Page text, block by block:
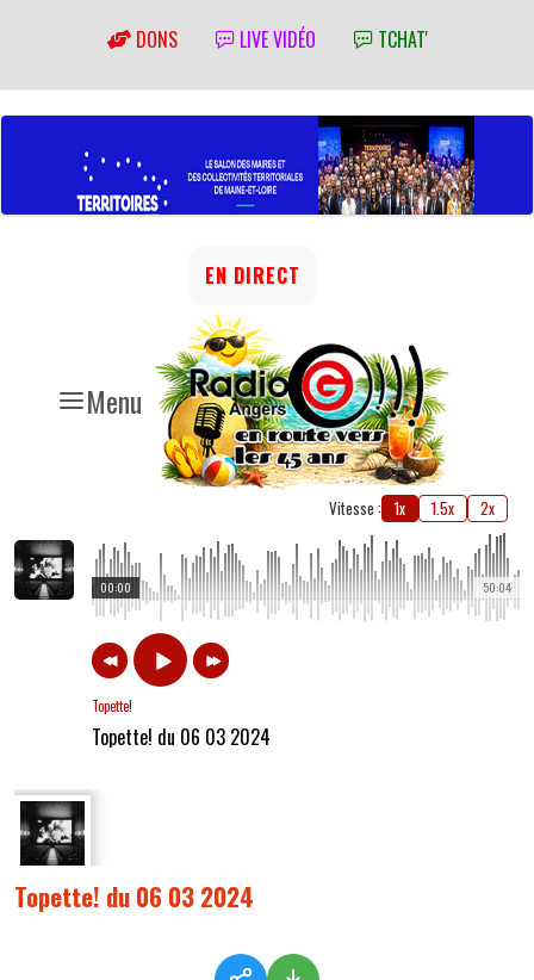
DONS LIVE VIDÉO TCHAT'
Menu
EN DIRECT
Vitesse : 1x 1.5x 2x
50:04
00:00
Topette!
Topette! du 06 03 2024
Topette! du 06 03 2024